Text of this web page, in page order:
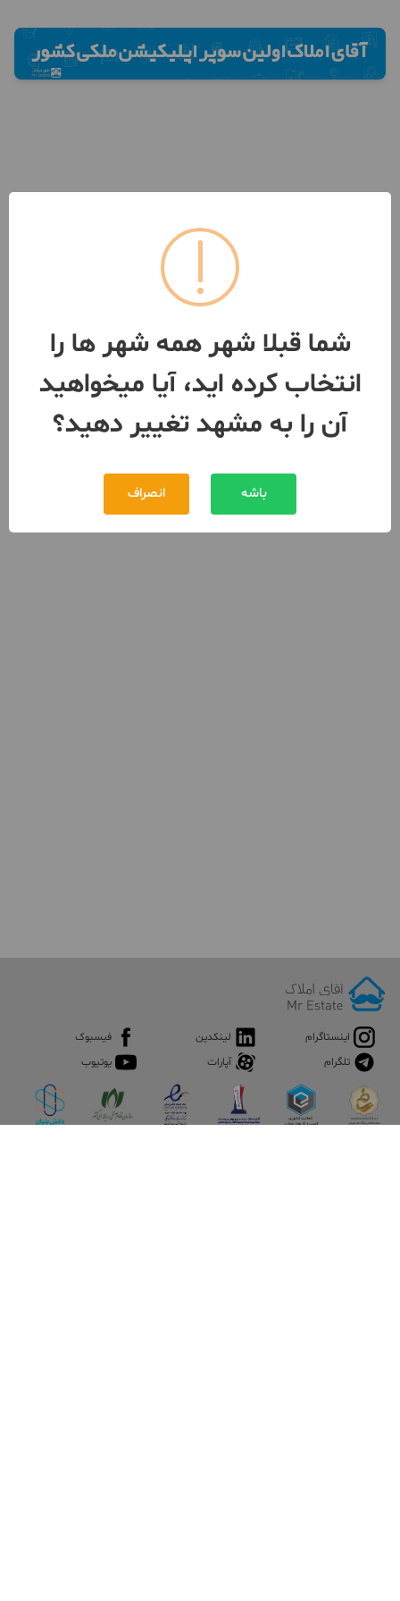
اینستاگرام لینکدین
فیسبوک
تلگرام
آپارات یوتیوب
شما قبلا شهر همه شهر ها را
انتخاب کرده اید، آیا میخواهید
آن را به مشهد تغییر دهید؟
باشه انصراف